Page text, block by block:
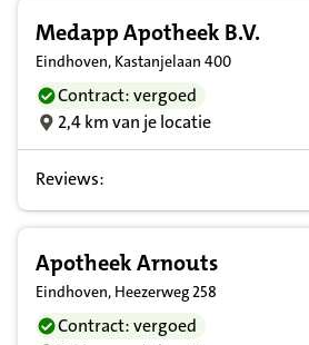
Medapp Apotheek B.V.
Eindhoven, Kastanjelaan 400
Contract: vergoed
2,4 km van je locatie
Reviews:
Apotheek Arnouts
Eindhoven, Heezerweg 258
Contract: vergoed